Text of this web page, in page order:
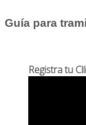
Guía para
Registra tu